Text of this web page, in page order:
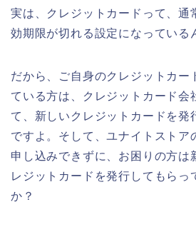
実は、クレジットカードって、通
効期限が切れる設定になっている
だから、ご自身のクレジットカー
ている方は、クレジットカード会
て、新しいクレジットカードを発
ですよ。そして、ユナイトストア
申し込みできずに、お困りの方は
レジットカードを発行してもらっ
か？